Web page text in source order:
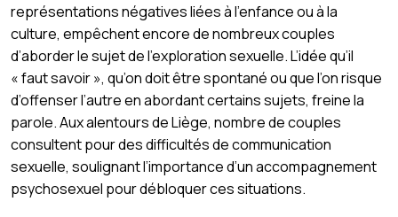
représentations négatives liées à l’enfance ou à la
culture, empêchent encore de nombreux couples
d’aborder le sujet de l’exploration sexuelle. L’idée qu’il
« faut savoir », qu’on doit être spontané ou que l’on risque
d’offenser l’autre en abordant certains sujets, freine la
parole. Aux alentours de Liège, nombre de couples
consultent pour des difficultés de communication
sexuelle, soulignant l’importance d’un accompagnement
psychosexuel pour débloquer ces situations.